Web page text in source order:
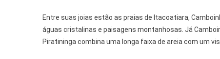
Entre suas joias estão as praias de Itacoatiara,
águas cristalinas e paisagens montanhosas. Já
Piratininga combina uma longa faixa de areia com um